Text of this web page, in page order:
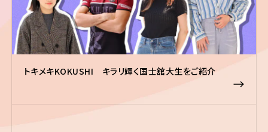
トキメキKOKUSHI キラリ輝く国士舘大生をご紹介